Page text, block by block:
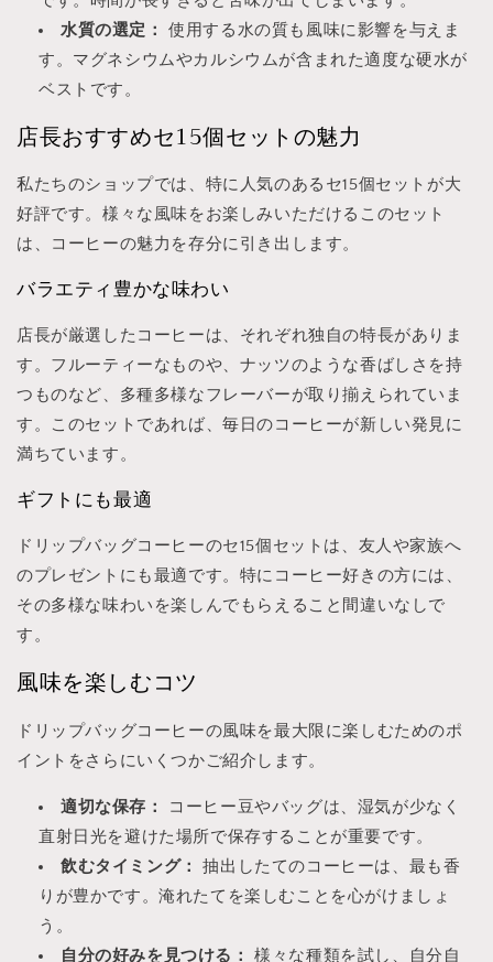
水質の選定：
使用する水の質も風味に影響を与えま
す。マグネシウムやカルシウムが含まれた適度な硬水が
ベストです。
店長おすすめセ15個セットの魅力
私たちのショップでは、特に人気のあるセ15個セットが大
好評です。様々な風味をお楽しみいただけるこのセット
は、コーヒーの魅力を存分に引き出します。
バラエティ豊かな味わい
店長が厳選したコーヒーは、それぞれ独自の特長がありま
す。フルーティーなものや、ナッツのような香ばしさを持
つものなど、多種多様なフレーバーが取り揃えられていま
す。このセットであれば、毎日のコーヒーが新しい発見に
満ちています。
ギフトにも最適
ドリップバッグコーヒーのセ15個セットは、友人や家族へ
のプレゼントにも最適です。特にコーヒー好きの方には、
その多様な味わいを楽しんでもらえること間違いなしで
す。
風味を楽しむコツ
ドリップバッグコーヒーの風味を最大限に楽しむためのポ
イントをさらにいくつかご紹介します。
適切な保存：
コーヒー豆やバッグは、湿気が少なく
直射日光を避けた場所で保存することが重要です。
飲むタイミング：
抽出したてのコーヒーは、最も香
りが豊かです。淹れたてを楽しむことを心がけましょ
う。
自分の好みを見つける：
様々な種類を試し、自分自